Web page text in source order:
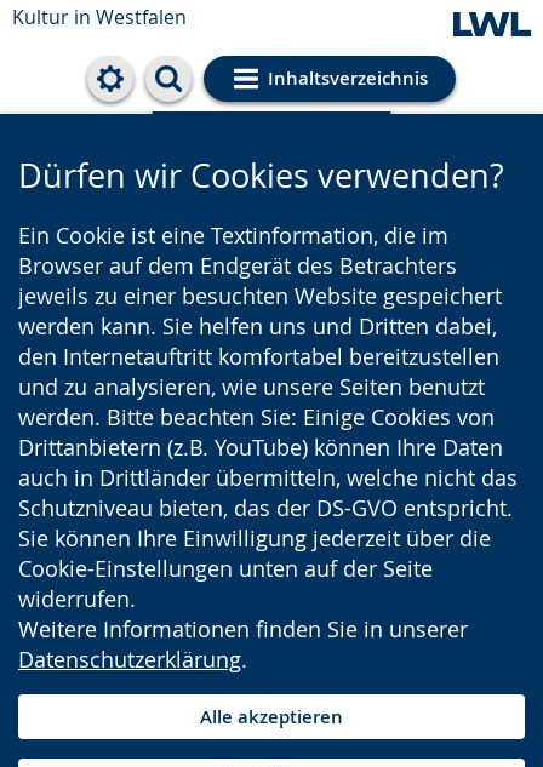
Kultur in Westfalen
Inhaltsverzeichnis
Cookie-Einstellungen
Dürfen wir Cookies verwenden?
Ein Cookie ist eine Textinformation, die im
Browser auf dem Endgerät des Betrachters
jeweils zu einer besuchten Website gespeichert
werden kann. Sie helfen uns und Dritten dabei,
den Internetauftritt komfortabel bereitzustellen
und zu analysieren, wie unsere Seiten benutzt
werden. Bitte beachten Sie: Einige Cookies von
Drittanbietern (z.B. YouTube) können Ihre Daten
auch in Drittländer übermitteln, welche nicht das
Schutzniveau bieten, das der DS-GVO entspricht.
Sie können Ihre Einwilligung jederzeit über die
Cookie-Einstellungen unten auf der Seite
widerrufen.
Weitere Informationen finden Sie in unserer
Datenschutzerklärung.
Alle akzeptieren